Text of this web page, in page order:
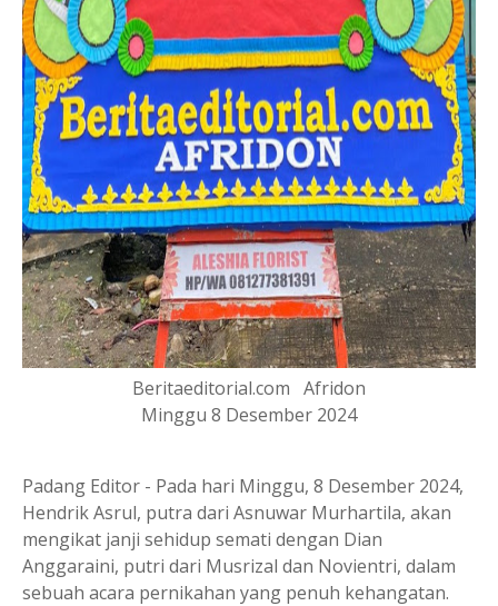
Beritaeditorial.com Afridon
Minggu 8 Desember 2024
Padang Editor - Pada hari Minggu, 8 Desember 2024,
Hendrik Asrul, putra dari Asnuwar Murhartila, akan
mengikat janji sehidup semati dengan Dian
Anggaraini, putri dari Musrizal dan Novientri, dalam
sebuah acara pernikahan yang penuh kehangatan.